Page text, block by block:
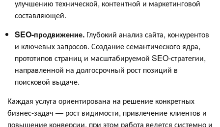
улучшению технической, контентной и маркетинговой
составляющей.
SEO-продвижение. Глубокий анализ сайта, конкурентов
и ключевых запросов. Создание семантического ядра,
прототипов страниц и масштабируемой SEO-стратегии,
направленной на долгосрочный рост позиций в
поисковой выдаче.
Каждая услуга ориентирована на решение конкретных
бизнес-задач — рост видимости, привлечение клиентов и
повышение конверсии, при этом работа ведется системно и